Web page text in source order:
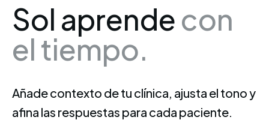
Sol aprendecon
el tiempo.
Añade contexto de tu clínica, ajusta el tono y
afina las respuestas para cada paciente.